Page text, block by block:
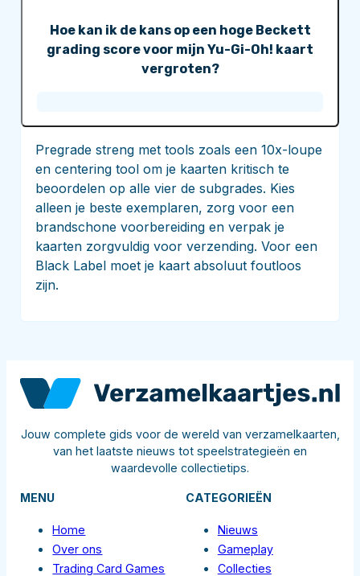
Hoe kan ik de kans op een hoge Beckett
grading score voor mijn Yu-Gi-Oh! kaart
vergroten?
Pregrade streng met tools zoals een 10x-loupe
en centering tool om je kaarten kritisch te
beoordelen op alle vier de subgrades. Kies
alleen je beste exemplaren, zorg voor een
brandschone voorbereiding en verpak je
kaarten zorgvuldig voor verzending. Voor een
Black Label moet je kaart absoluut foutloos
zijn.
Jouw complete gids voor de wereld van verzamelkaarten,
van het laatste nieuws tot speelstrategieën en
waardevolle collectietips.
MENU
Home
Over ons
Trading Card Games
CATEGORIEËN
Nieuws
Gameplay
Collecties